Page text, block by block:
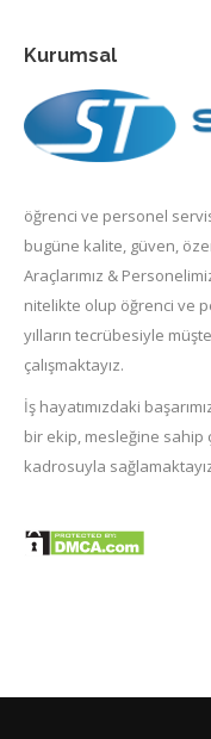
Kurumsal
2008
öğrenci ve personel
bugüne kalite, güven,
Araçlarımız &
nitelikte olup öğrenci ve
yılların tecrübesiyle
çalışmaktayız.
İş hayatımızdaki
bir ekip, mesleğine sahip
kadrosuyla